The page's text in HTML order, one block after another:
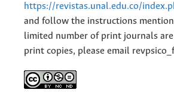
https://revistas.unal.edu.co/
and follow the instructions
limited number of print journals
print copies, please email